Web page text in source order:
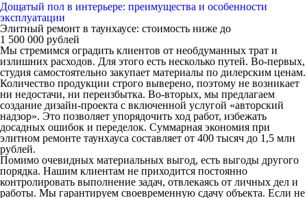
Дощатый пол в интерьере: преимущества и особенности
эксплуатации
Элитный ремонт в таунхаусе: стоимость ниже до
1 500 000 рублей
Мы стремимся оградить клиентов от необдуманных трат и
излишних расходов. Для этого есть несколько путей. Во-первых,
студия самостоятельно закупает материалы по дилерским ценам.
Количество продукции строго выверено, поэтому не возникает
ни недостачи, ни переизбытка. Во-вторых, мы предлагаем
создание дизайн-проекта с включенной услугой «авторский
надзор». Это позволяет упорядочить ход работ, избежать
досадных ошибок и переделок. Суммарная экономия при
элитном ремонте таунхауса составляет от 400 тысяч до 1,5 млн
рублей.
Помимо очевидных материальных выгод, есть выгоды другого
порядка. Нашим клиентам не приходится постоянно
контролировать выполнение задач, отвлекаясь от личных дел и
работы. Мы гарантируем своевременную сдачу объекта. Если не